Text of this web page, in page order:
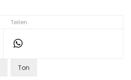
Teilen
Ton